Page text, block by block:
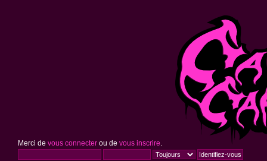
Merci de vous connecterou de vous inscrire